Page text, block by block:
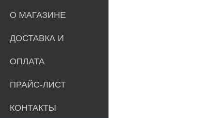
О МАГАЗИНЕ
ДОСТАВКА И
ОПЛАТА
ПРАЙС-ЛИСТ
КОНТАКТЫ